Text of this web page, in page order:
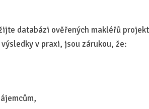
databázi ověřených makléřů
v praxi, jsou zárukou, že: